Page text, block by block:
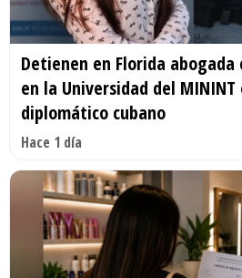
Detienen en Florida abogada
en la Universidad del
diplomático cubano
Hace 1 día